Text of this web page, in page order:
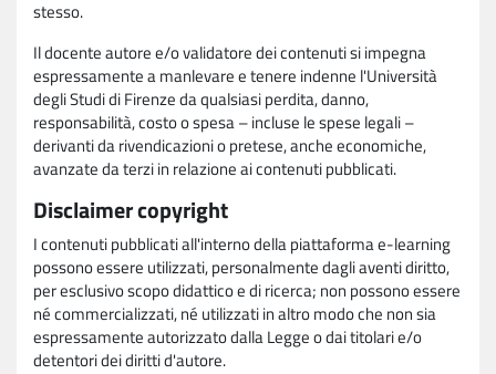
stesso.
Il docente autore e/o validatore dei contenuti si impegna
espressamente a manlevare e tenere indenne l'Università
degli Studi di Firenze da qualsiasi perdita, danno,
responsabilità, costo o spesa – incluse le spese legali –
derivanti da rivendicazioni o pretese, anche economiche,
avanzate da terzi in relazione ai contenuti pubblicati.
Disclaimer copyright
I contenuti pubblicati all'interno della piattaforma e-learning
possono essere utilizzati, personalmente dagli aventi diritto,
per esclusivo scopo didattico e di ricerca; non possono essere
né commercializzati, né utilizzati in altro modo che non sia
espressamente autorizzato dalla Legge o dai titolari e/o
detentori dei diritti d'autore.